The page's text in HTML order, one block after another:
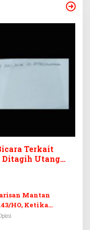
Terkait
Ditagih Utang
Mantan
HO, Ketika
Pemerasan